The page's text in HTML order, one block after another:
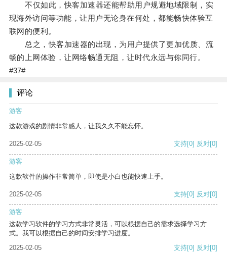
不仅如此，快客加速器还能帮助用户规避地域限制，实
现海外访问等功能，让用户无论身在何处，都能畅快体验互
联网的便利。
总之，快客加速器的出现，为用户提供了更加优质、流
畅的上网体验，让网络畅通无阻，让时代永远与你同行。
#37#
评论
游客
这款游戏的剧情非常感人，让我久久不能忘怀。
2025-02-05 支持[0] 反对[0]
游客
这款软件的操作非常简单，即使是小白也能快速上手。
2025-02-05 支持[0] 反对[0]
游客
这款学习软件的学习方式非常灵活，可以根据自己的需求选择学习方
式。我可以根据自己的时间安排学习进度。
2025-02-05
支持[0] 反对[0]